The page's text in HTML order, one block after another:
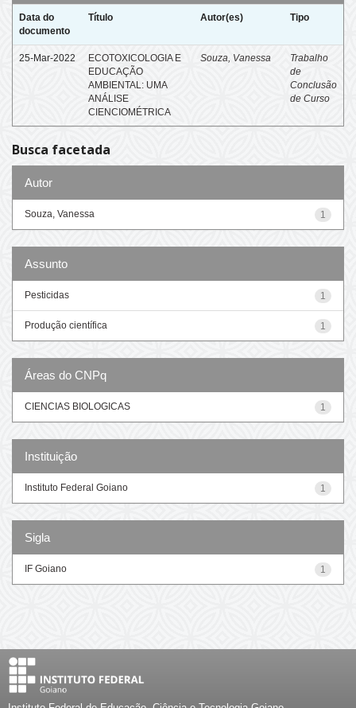
Data do
documento
Título Autor(es) Tipo
25-Mar-2022
ECOTOXICOLOGIA E
EDUCAÇÃO
AMBIENTAL: UMA
ANÁLISE
CIENCIOMÉTRICA
Souza, Vanessa
Trabalho
de
Conclusão
de Curso
Busca facetada
Autor
1
Souza, Vanessa
Assunto
1
Pesticidas
1
Produção científica
Áreas do CNPq
1
CIENCIAS BIOLOGICAS
Instituição
1
Instituto Federal Goiano
Sigla
1
IF Goiano